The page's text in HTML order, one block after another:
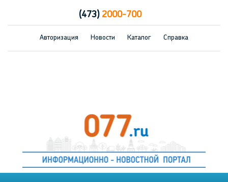
(473)2000-700
Авторизация Новости Каталог Справка